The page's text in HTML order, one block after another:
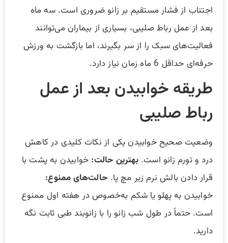
اجتناب از فشار مستقیم بر زانو ضروری است. سه ماه
بعد از عمل رباط صلیبی، بسیاری از بیماران می‌توانند
فعالیت‌های سبک را از سر بگیرند، اما بازگشت به ورزش
حرفه‌ای حداقل 6 ماه زمان نیاز دارد.
طریقه خوابیدن بعد از عمل
رباط صلیبی
وضعیت صحیح خوابیدن یکی از نکات کلیدی در کاهش
درد و تورم زانو است.بهترین حالت: خوابیدن به پشت با
قرار دادن بالش نرم زیر مچ پا. حالت‌های ممنوع:
خوابیدن به پهلو یا شکم به‌خصوص در هفته اول ممنوع
است. حتماً در طول شب زانو را با زانوبند طبی ثابت نگه
دارید.